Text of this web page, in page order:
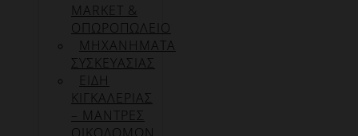
MARKET &
ΟΠΩΡΟΠΩΛΕΙΟ
ΜΗΧΑΝΗΜΑΤΑ
ΣΥΣΚΕΥΑΣΙΑΣ
ΕΙΔΗ
ΚΙΓΚΑΛΕΡΙΑΣ
– ΜΑΝΤΡΕΣ